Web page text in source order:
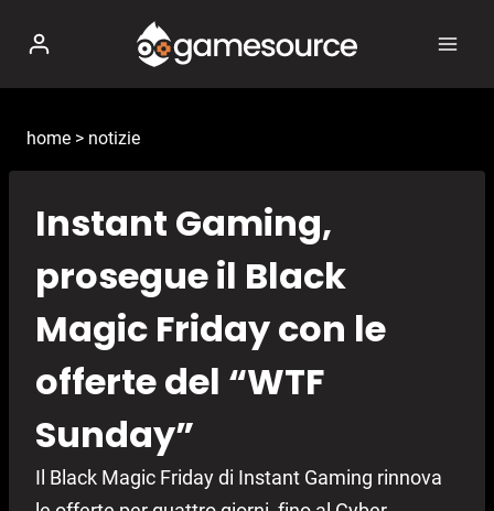
contenuto
home > notizie
Instant Gaming,
prosegue il Black
Magic Friday con le
offerte del “WTF
Sunday”
Il Black Magic Friday di Instant Gaming rinnova